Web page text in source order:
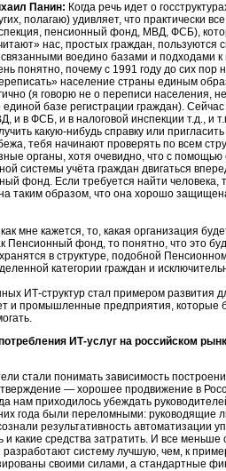
Панин: Когда речь идет о
полагаю) удивляет, что практически
пенсионный фонд, МВД, ФСБ),
нас, простых граждан, пользуются
воедино базами и подходами к
понятно, почему с 1991 году до сих пор
население страны единым
(я говорю не о переписи населения,
единой базе регистрации граждан).
и в ФСБ, и в налоговой инспекции т.д., и
какую-нибудь справку или
тебя начинают проверять по всем
органы, хотя очевидно, что с
системы учёта граждан двигаться
фонд. Если требуется найти человека,
таким образом, что она хорошо
мне кажется, то, какая организация
Пенсионный фонд, то понятно, что это
в структуре, подобной
категории граждан и
ИТ-структур стал примером развития
и промышленные предприятия, которые
ИТ-услуг на российском
стали понимать зависимость
— хорошее продвижение в
нам приходилось убеждать
года были переломными: руководящие
результативность автоматизации
и какие средства затратить. И все
систему лучшую, чем, к
своими силами, а стандартные